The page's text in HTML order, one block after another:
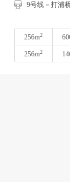
9号线－打浦
256m2
256m2